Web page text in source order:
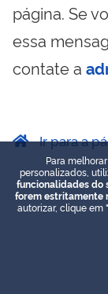
página. Se
essa
contate a
Ir para a
Para
personalizados,
funcionalidades do
forem estritamente
autorizar, clique em